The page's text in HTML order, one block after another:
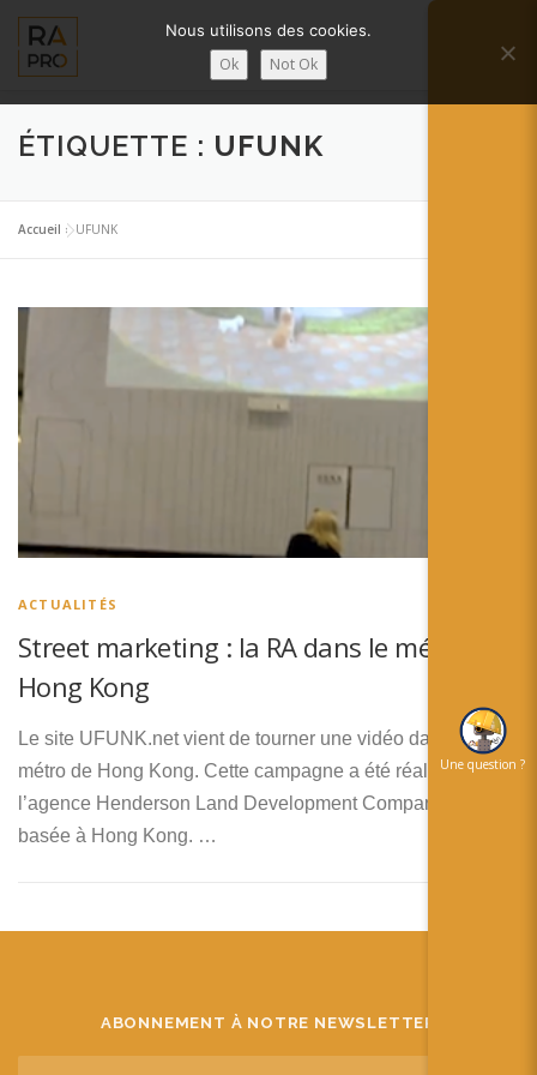
contenu
Menu
LA RÉALITÉ AUGMENTÉE ? RA’PRO
SERVICES RA’PRO
FRANÇAIS
English
Español
ÉTIQUETTE : UFUNK
Accueil »UFUNK
ACTUALITÉS
Street marketing : la RA dans le métro de
Hong Kong
Le site UFUNK.net vient de tourner une vidéo dans le
métro de Hong Kong. Cette campagne a été réalisée par
l’agence Henderson Land Development Company Limited
basée à Hong Kong. …
ABONNEMENT À NOTRE NEWSLETTER
Une question ?
Nous utilisons des cookies.
Ok Not Ok